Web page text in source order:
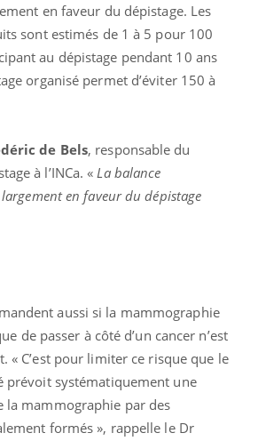
en faveur du dépistage. Les
sont estimés de 1 à 5 pour 100
au dépistage pendant 10 ans
organisé permet d’éviter 150 à
de Bels, responsable du
à l’INCa. « La balance
en faveur du dépistage
aussi si la mammographie
de passer à côté d’un cancer n’est
« C’est pour limiter ce risque que le
prévoit systématiquement une
la mammographie par des
formés », rappelle le Dr